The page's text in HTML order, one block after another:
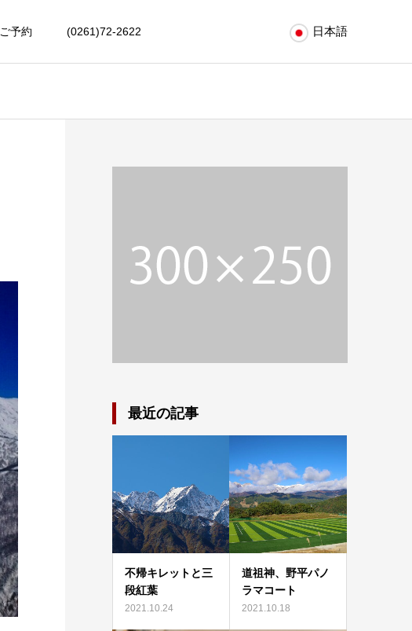
ご予約 (0261)72-2622 日本語
最近の記事
不帰キレットと三
段紅葉
2021.10.24
道祖神、野平パノ
ラマコート
2021.10.18